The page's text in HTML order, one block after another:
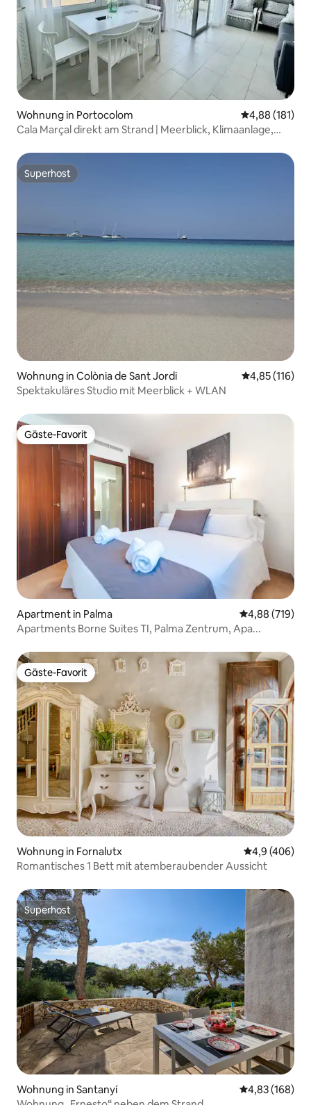
Wohnung in Portocolom
4,88 (181)
Cala Marçal direkt am Strand | Meerblick, Klimaanlage,
Superhost
Superhost
Wohnung in Colònia de Sant Jordi
4,85 (116)
Spektakuläres Studio mit Meerblick + WLAN
Gäste-Favorit
Gäste-Favorit
Apartment in Palma
4,88 (719)
Apartments Borne Suites TI, Palma Zentrum, Apa...
Gäste-Favorit
Gäste-Favorit
Wohnung in Fornalutx
4,9 (406)
Romantisches 1 Bett mit atemberaubender Aussicht
Superhost
Superhost
Wohnung in Santanyí
4,83 (168)